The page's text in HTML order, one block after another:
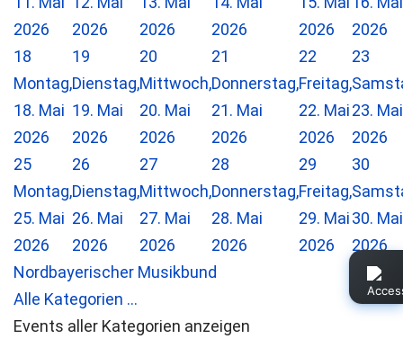
2026
2026
2026
2026
2026
2026
18
Montag,
18. Mai
2026
19
Dienstag,
19. Mai
2026
20
Mittwoch,
20. Mai
2026
21
Donnerstag,
21. Mai
2026
22
Freitag,
22. Mai
2026
23
23. Mai
2026
25
Montag,
25. Mai
2026
26
Dienstag,
26. Mai
2026
27
Mittwoch,
27. Mai
2026
28
Donnerstag,
28. Mai
2026
29
Freitag,
29. Mai
2026
30
30. Mai
2026
Nordbayerischer Musikbund
Alle Kategorien ...
Events aller Kategorien anzeigen